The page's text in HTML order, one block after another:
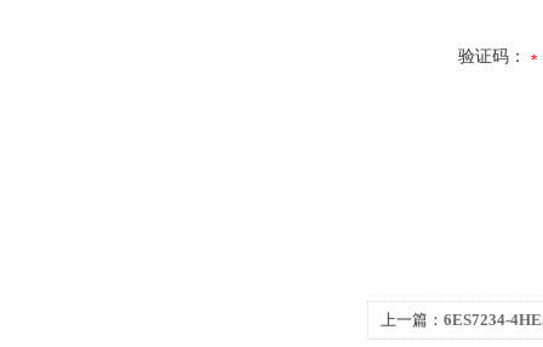
验证码：
上一篇： 6ES7234-